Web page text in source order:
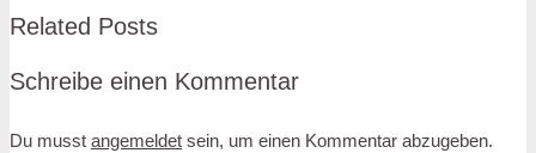
Related Posts
Schreibe einen Kommentar
Du musst angemeldet sein, um einen Kommentar abzugeben.